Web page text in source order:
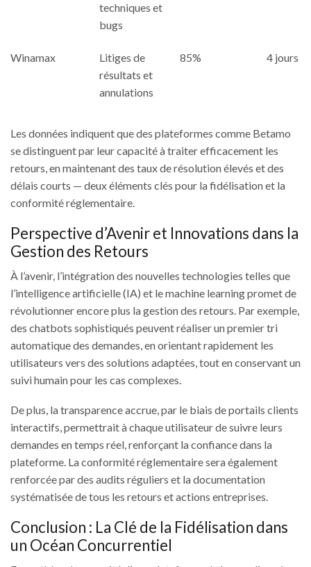
techniques et
bugs
Winamax
Litiges de
résultats et
annulations
85% 4 jours
Les données indiquent que des plateformes comme Betamo
se distinguent par leur capacité à traiter efficacement les
retours, en maintenant des taux de résolution élevés et des
délais courts — deux éléments clés pour la fidélisation et la
conformité réglementaire.
Perspective d’Avenir et Innovations dans la
Gestion des Retours
À l’avenir, l’intégration des nouvelles technologies telles que
l’intelligence artificielle (IA) et le machine learning promet de
révolutionner encore plus la gestion des retours. Par exemple,
des chatbots sophistiqués peuvent réaliser un premier tri
automatique des demandes, en orientant rapidement les
utilisateurs vers des solutions adaptées, tout en conservant un
suivi humain pour les cas complexes.
De plus, la transparence accrue, par le biais de portails clients
interactifs, permettrait à chaque utilisateur de suivre leurs
demandes en temps réel, renforçant la confiance dans la
plateforme. La conformité réglementaire sera également
renforcée par des audits réguliers et la documentation
systématisée de tous les retours et actions entreprises.
Conclusion : La Clé de la Fidélisation dans
un Océan Concurrentiel